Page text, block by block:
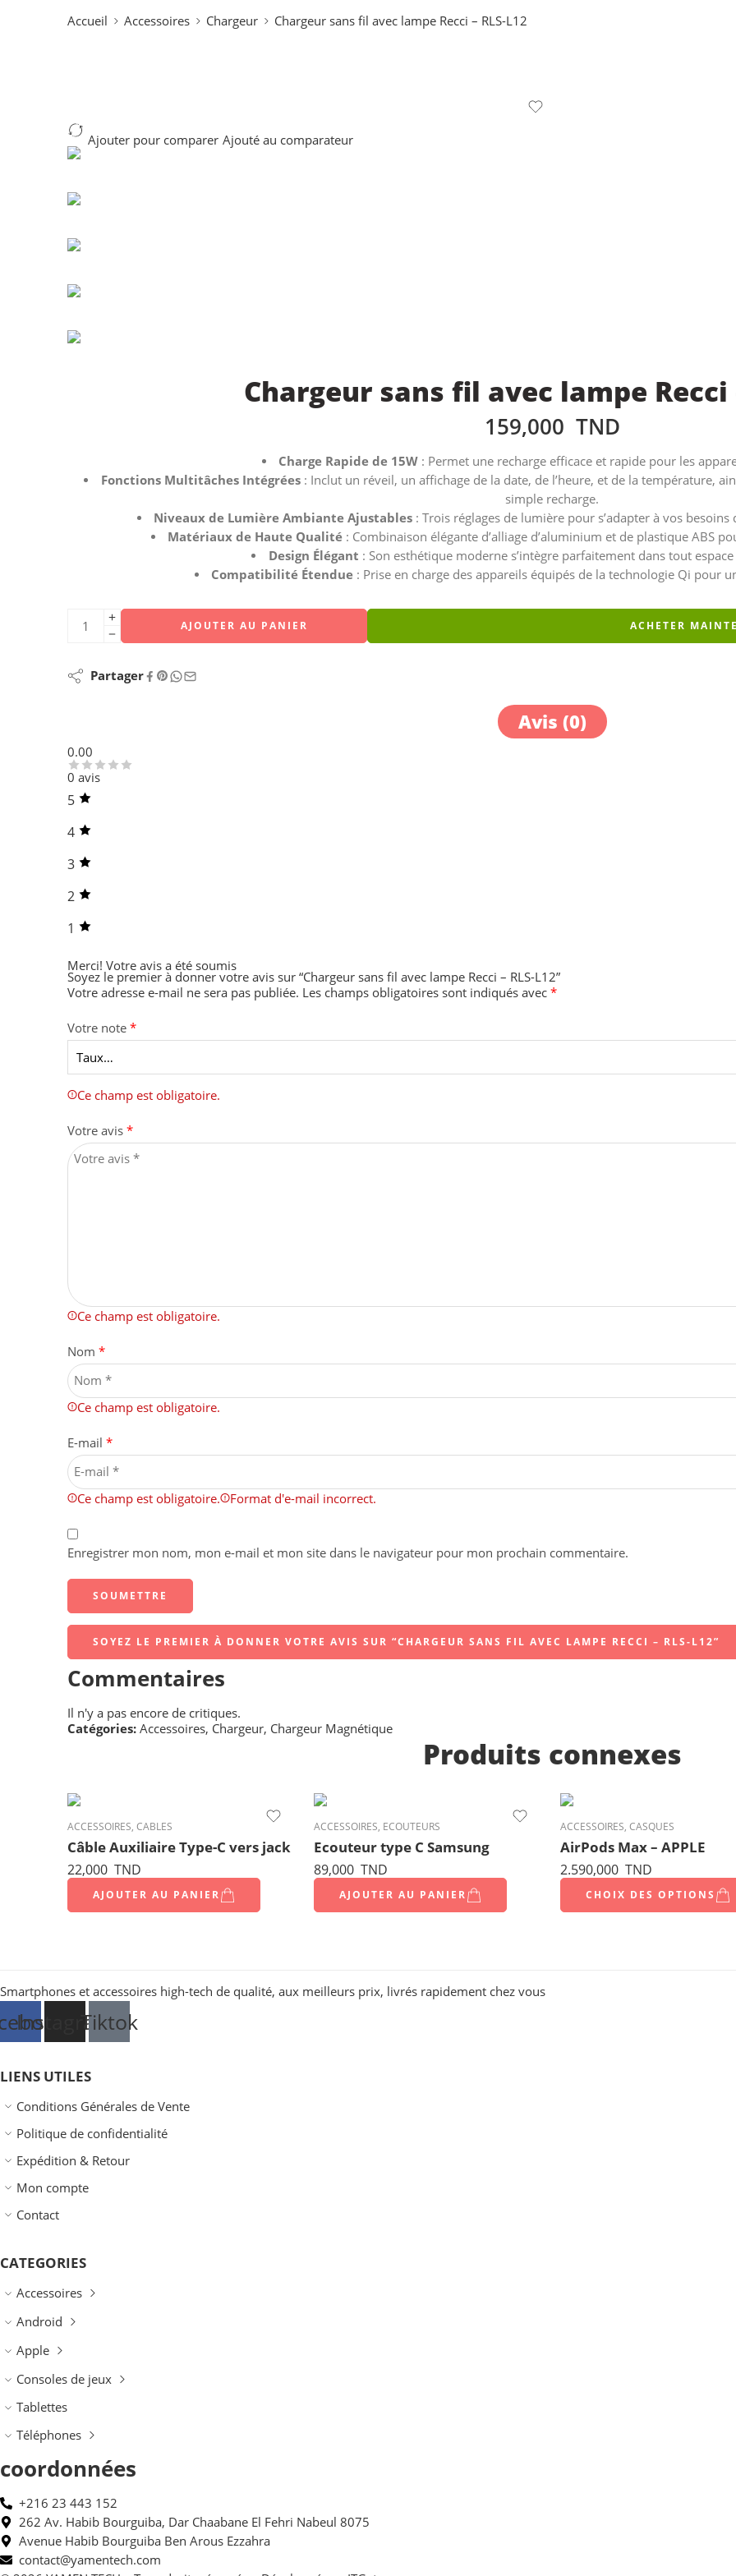
Accueil Accessoires Chargeur Chargeur sans fil avec lampe Recci – RLS-L12
Ajouter pour comparer Ajouté au comparateur
Chargeur sans fil avec lampe Recci
159,000 TND
Charge Rapide de 15W : Permet une recharge efficace et rapide pour les
Fonctions Multitâches Intégrées: Inclut un réveil, un affichage de la date, de l’heure, et de la température,
simple recharge.
Niveaux de Lumière Ambiante Ajustables : Trois réglages de lumière pour s’adapter à vos
Matériaux de Haute Qualité : Combinaison élégante d’alliage d’aluminium et de plastique ABS
Design Élégant : Son esthétique moderne s’intègre parfaitement dans tout
Compatibilité Étendue : Prise en charge des appareils équipés de la technologie Qi pour
AJOUTER AU PANIER ACHETER
Partager
Avis (0)
0.00
0 avis
5
4
3
2
1
Merci! Votre avis a été soumis
Soyez le premier à donner votre avis sur “Chargeur sans fil avec lampe Recci – RLS-L12”
Votre adresse e-mail ne sera pas publiée. Les champs obligatoires sont indiqués avec *
Votre note *
Ce champ est obligatoire.
Votre avis *
Ce champ est obligatoire.
Nom *
Ce champ est obligatoire.
E-mail *
Ce champ est obligatoire. Format d'e-mail incorrect.
Enregistrer mon nom, mon e-mail et mon site dans le navigateur pour mon prochain commentaire.
SOYEZ LE PREMIER À DONNER VOTRE AVIS SUR “CHARGEUR SANS FIL AVEC LAMPE RECCI – RLS-L12”
Commentaires
Il n'y a pas encore de critiques.
Catégories: Accessoires, Chargeur, Chargeur Magnétique
Produits connexes
ACCESSOIRES, CABLES
Câble Auxiliaire Type-C vers jack
22,000 TND
AJOUTER AU PANIER
ACCESSOIRES, ECOUTEURS
Ecouteur type C Samsung
89,000 TND
AJOUTER AU PANIER
ACCESSOIRES, CASQUES
AirPods Max – APPLE
2.590,000 TND
CHOIX DES OPTIONS
Smartphones et accessoires high-tech de qualité, aux meilleurs prix, livrés rapidement chez vous
Instagram
Tiktok
LIENS UTILES
Conditions Générales de Vente
Politique de confidentialité
Expédition & Retour
Mon compte
Contact
CATEGORIES
Accessoires
Android
Apple
Consoles de jeux
Tablettes
Téléphones
coordonnées
+216 23 443 152
262 Av. Habib Bourguiba, Dar Chaabane El Fehri Nabeul 8075
Avenue Habib Bourguiba Ben Arous Ezzahra
contact@yamentech.com